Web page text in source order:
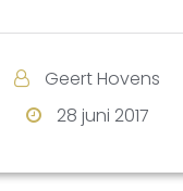
Geert Hovens
28 juni 2017